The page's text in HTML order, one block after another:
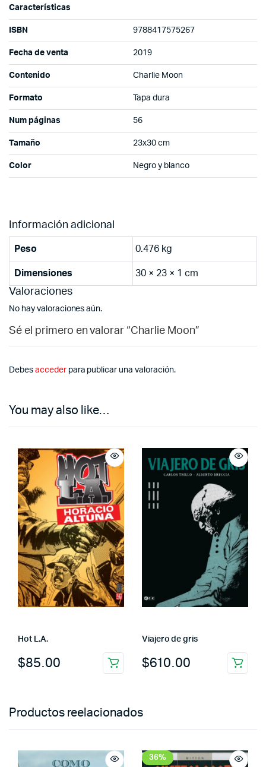
Características
ISBN 9788417575267
Fecha de venta 2019
Contenido Charlie Moon
Formato Tapa dura
Num páginas 56
Tamaño 23x30 cm
Color Negro y blanco
Información adicional
Peso 0.476 kg
Dimensiones 30 × 23 × 1 cm
Valoraciones
No hay valoraciones aún.
Sé el primero en valorar “Charlie Moon”
Debes accederpara publicar una valoración.
You may also like…
Hot L.A.
$85.00
Viajero de gris
$610.00
Productos reelacionados
36%